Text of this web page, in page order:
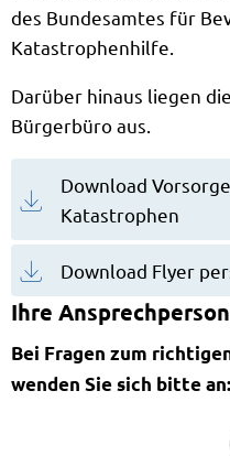
des Bundesamtes für
Katastrophenhilfe.
Darüber hinaus liegen
Bürgerbüro aus.
Download
Katastrophen
Download Flyer
Ihre
Bei Fragen zum
wenden Sie sich bitte an: